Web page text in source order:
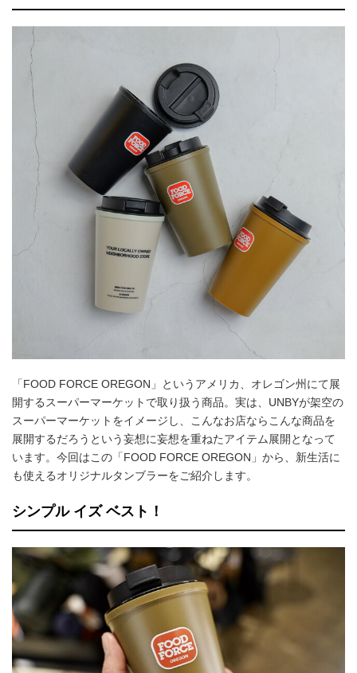
「FOOD FORCE OREGON」というアメリカ、オレゴン州にて展
開するスーパーマーケットで取り扱う商品。実は、UNBYが架空の
スーパーマーケットをイメージし、こんなお店ならこんな商品を
展開するだろうという妄想に妄想を重ねたアイテム展開となって
います。今回はこの「FOOD FORCE OREGON」から、新生活に
も使えるオリジナルタンブラーをご紹介します。
シンプル イズ ベスト！